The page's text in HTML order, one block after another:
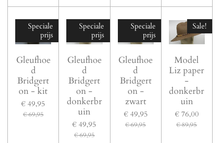
Speciale
prijs
Gleufhoe
d
Bridgert
on - kit
€ 49,95
€ 69,95
Speciale
prijs
Gleufhoe
d
Bridgert
on -
donkerbr
uin
€ 49,95
€ 69,95
Speciale
prijs
Gleufhoe
d
Bridgert
on -
zwart
€ 49,95
€ 69,95
Sale!
Model
Liz paper
-
donkerbr
uin
€ 76,00
€ 89,95